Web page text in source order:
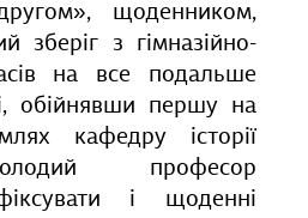
щоденником,
зберіг з гімназійно-
на все подальше
обійнявши першу на
кафедру історії
професор
і щоденні